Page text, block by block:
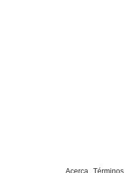
Acerca Términos